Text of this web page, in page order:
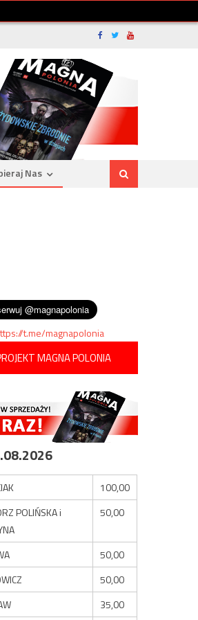
Nas
t.me/magnapolonia
MAGNA POLONIA
100,00
POLIŃSKA i
50,00
50,00
50,00
35,00